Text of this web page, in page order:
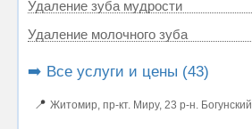
Удаление зуба мудрости
Удаление молочного зуба
➡️ Все услуги и цены (43)
📍 Житомир, пр-кт. Миру, 23 р-н. Богунский